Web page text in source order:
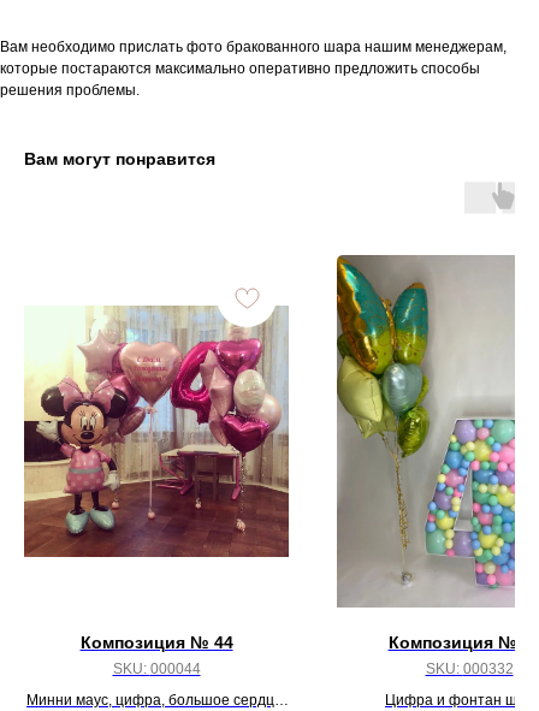
Вам необходимо прислать фото бракованного шара нашим менеджерам,
которые постараются максимально оперативно предложить способы
решения проблемы.
Вам могут понравится
Композиция № 44
SKU: 000044
Минни маус, цифра, большое сердце,
Композиция №
SKU: 000332
Цифра и фонтан